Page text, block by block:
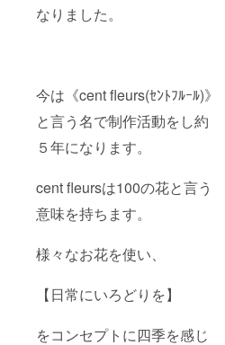
なりました。
今は《cent fleurs(ｾﾝﾄﾌﾙｰﾙ)》
と言う名で制作活動をし約
５年になります。
cent fleursは100の花と言う
意味を持ちます。
様々なお花を使い、
【日常にいろどりを】
をコンセプトに四季を感じ